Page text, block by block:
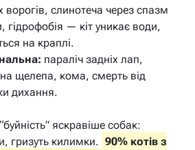
ворогів, слинотеча через спазм
гідрофобія — кіт уникає води,
на краплі.
параліч задніх лап,
щелепа, кома, смерть від
дихання.
яскравіше собак:
гризуть килимки. 90% котів з